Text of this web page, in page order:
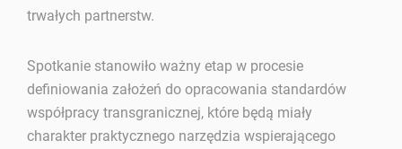
trwałych partnerstw.
Spotkanie stanowiło ważny etap w procesie
definiowania założeń do opracowania standardów
współpracy transgranicznej, które będą miały
charakter praktycznego narzędzia wspierającego